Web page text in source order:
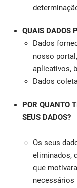
QUAIS DADOS
Dados
nosso
aplicativos,
Dados
POR QUANTO
SEUS DADOS?
Os seus
eliminados,
que
necessários